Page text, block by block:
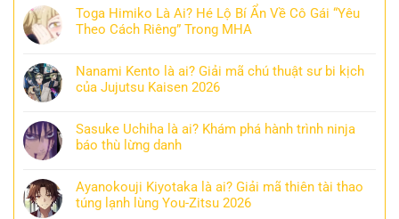
Toga Himiko Là Ai? Hé Lộ Bí Ẩn Về Cô Gái “Yêu
Theo Cách Riêng” Trong MHA
Nanami Kento là ai? Giải mã chú thuật sư bi kịch
của Jujutsu Kaisen 2026
Sasuke Uchiha là ai? Khám phá hành trình ninja
báo thù lừng danh
Ayanokouji Kiyotaka là ai? Giải mã thiên tài thao
túng lạnh lùng You-Zitsu 2026